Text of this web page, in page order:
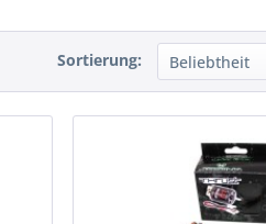
Sortierung: